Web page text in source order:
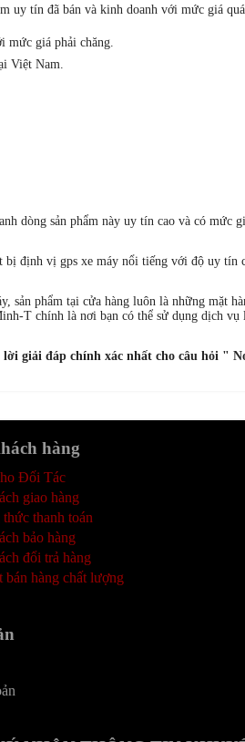
uy tín đã bán và kinh doanh với mức giá
giá phải chăng.
Việt Nam.
dòng sản phẩm này uy tín cao và có mức
định vị gps xe máy nổi tiếng với độ uy tín
sản phẩm tại cửa hàng luôn là những mặt
T chính là nơi bạn có thể sử dụng dịch
giải đáp chính xác nhất cho câu hỏi "
hàng
Đối Tác
giao hàng
thanh toán
bảo hàng
đổi trả hàng
bán hàng chất lượng